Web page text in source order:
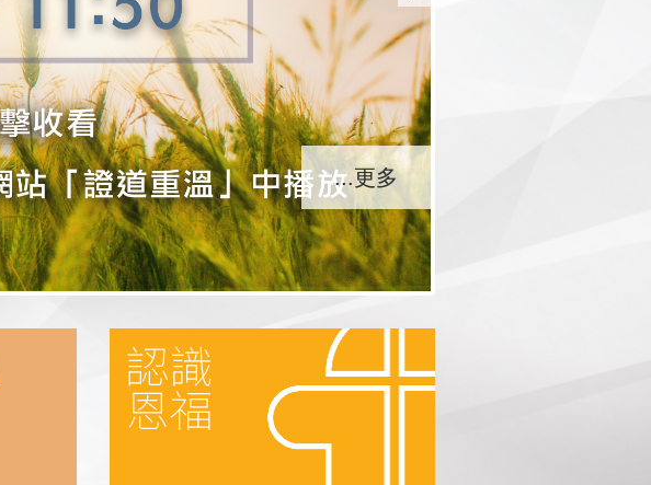
...更多
...更多